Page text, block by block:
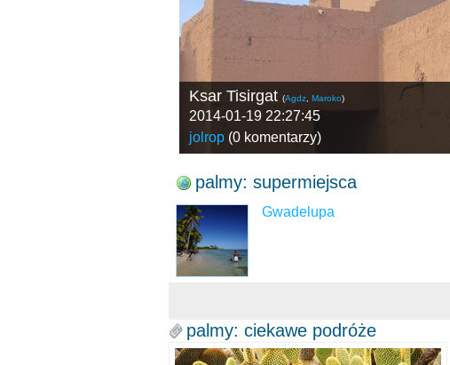
Ksar Tisirgat (Agdz, Maroko)
2014-01-19 22:27:45
jolrop(3 komentarze)
palmy: supermiejsca
Gwadelupa
palmy: ciekawe podróże